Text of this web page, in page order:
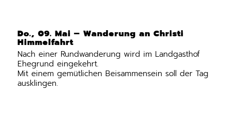
Do., 09. Mai – Wanderung an Christi
Himmelfahrt
Nach einer Rundwanderung wird im Landgasthof
Ehegrund eingekehrt.
Mit einem gemütlichen Beisammensein soll der Tag
ausklingen.